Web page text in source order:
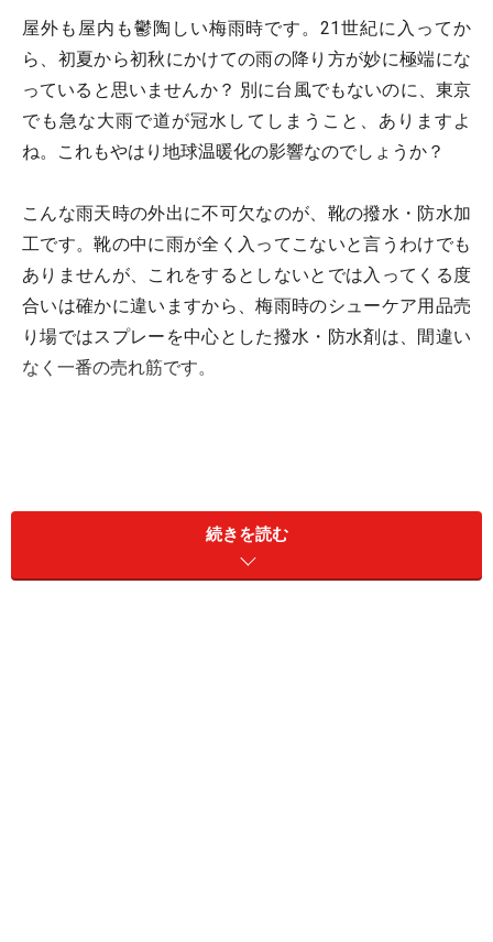
屋外も屋内も鬱陶しい梅雨時です。21世紀に入ってか
ら、初夏から初秋にかけての雨の降り方が妙に極端にな
っていると思いませんか？ 別に台風でもないのに、東京
でも急な大雨で道が冠水してしまうこと、ありますよ
ね。これもやはり地球温暖化の影響なのでしょうか？
こんな雨天時の外出に不可欠なのが、靴の撥水・防水加
工です。靴の中に雨が全く入ってこないと言うわけでも
ありませんが、これをするとしないとでは入ってくる度
合いは確かに違いますから、梅雨時のシューケア用品売
り場ではスプレーを中心とした撥水・防水剤は、間違い
なく一番の売れ筋です。
続きを読む